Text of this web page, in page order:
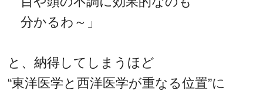
分かるわ～」
と、納得してしまうほど
“東洋医学と西洋医学が重なる位置”に